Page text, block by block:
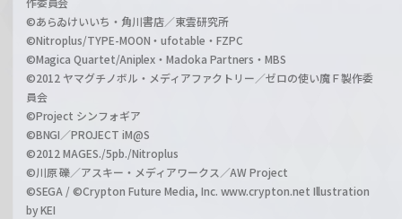
©あらゐけいいち・角川書店／東雲研究所
©Nitroplus/TYPE-MOON・ufotable・FZPC
©Magica Quartet/Aniplex・Madoka Partners・MBS
©2012 ヤマグチノボル・メディアファクトリー／ゼロの使い魔Ｆ製作委
員会
©Project シンフォギア
©BNGI／PROJECT iM@S
©2012 MAGES./5pb./Nitroplus
©川原 礫／アスキー・メディアワークス／AW Project
©SEGA / ©Crypton Future Media, Inc. www.crypton.net Illustration
by KEI